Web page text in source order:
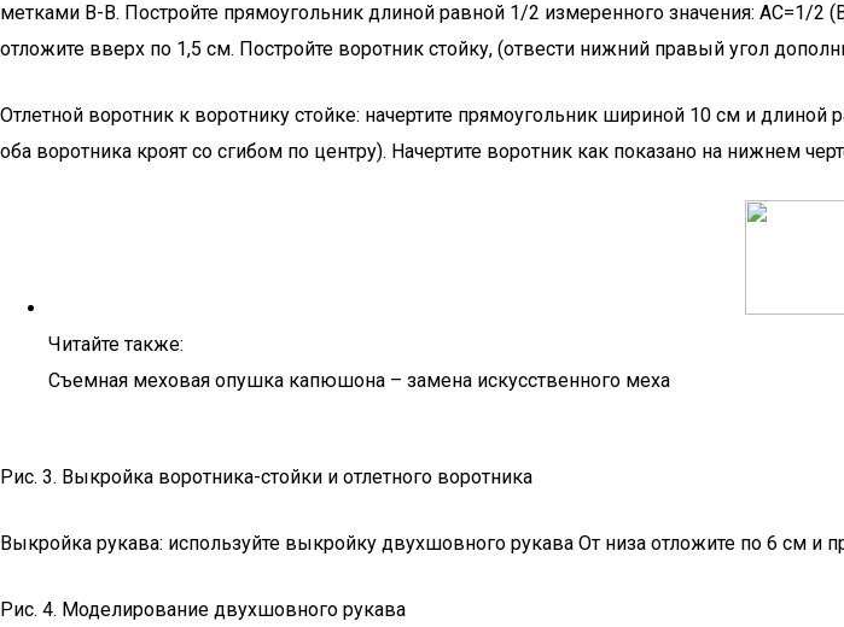
метками В-В. Постройте прямоугольник длиной равной 1/2 измеренного значения: АС=1/
отложите вверх по 1,5 см. Постройте воротник стойку, (отвести нижний правый угол
Отлетной воротник к воротнику стойке: начертите прямоугольник шириной 10 см и
оба воротника кроят со сгибом по центру). Начертите воротник как показано на нижнем
Читайте также:
Съемная меховая опушка капюшона – замена искусственного меха
Рис. 3. Выкройка воротника-стойки и отлетного воротника
Выкройка рукава: используйте выкройку двухшовного рукава От низа отложите по 6 см и
Рис. 4. Моделирование двухшовного рукава